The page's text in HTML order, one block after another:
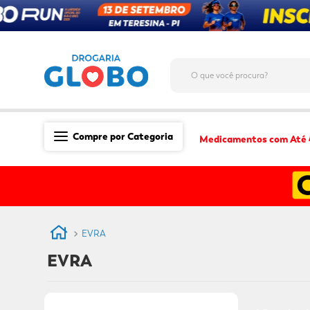
Compre por Categoria
Mãe e Filho
Higiene & Beleza
Medicamentos com Até
EVRA
EVRA